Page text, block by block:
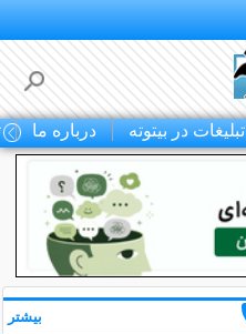
تبلیغات در بیتوته درباره ما
بیشتر